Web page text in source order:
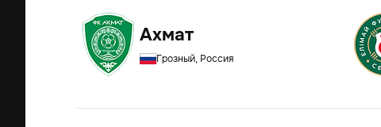
Ахмат
Грозный, Россия